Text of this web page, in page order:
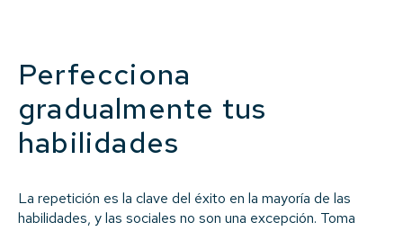
Perfecciona
gradualmente tus
habilidades
La repetición es la clave del éxito en la mayoría de las
habilidades, y las sociales no son una excepción. Toma